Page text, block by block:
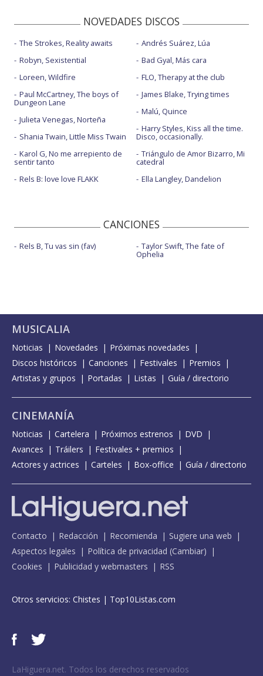
NOVEDADES DISCOS
The Strokes, Reality awaits
Robyn, Sexistential
Loreen, Wildfire
Paul McCartney, The boys of
Dungeon Lane
Julieta Venegas, Norteña
Shania Twain, Little Miss Twain
Karol G, No me arrepiento de
sentir tanto
Rels B: love love FLAKK
Andrés Suárez, Lúa
Bad Gyal, Más cara
FLO, Therapy at the club
James Blake, Trying times
Malú, Quince
Harry Styles, Kiss all the time.
Disco, occasionally.
Triángulo de Amor Bizarro, Mi
catedral
Ella Langley, Dandelion
CANCIONES
Rels B, Tu vas sin (fav) Taylor Swift, The fate of
Ophelia
MUSICALIA
Noticias Novedades
Próximas novedades
Discos históricos
Canciones Festivales
Premios
Artistas y grupos
Portadas Listas Guía / directorio
CINEMANÍA
Noticias Cartelera Próximos estrenos
DVD
Avances
Tráilers
Festivales + premios
Actores y actrices
Carteles Box-office Guía / directorio
Contacto Redacción Recomienda
Sugiere una web
Aspectos legales
Política de privacidad (Cambiar)
Cookies
Publicidad y webmasters RSS
Otros servicios: Chistes | Top10Listas.com
LaHiguera.net. Todos los derechos reservados